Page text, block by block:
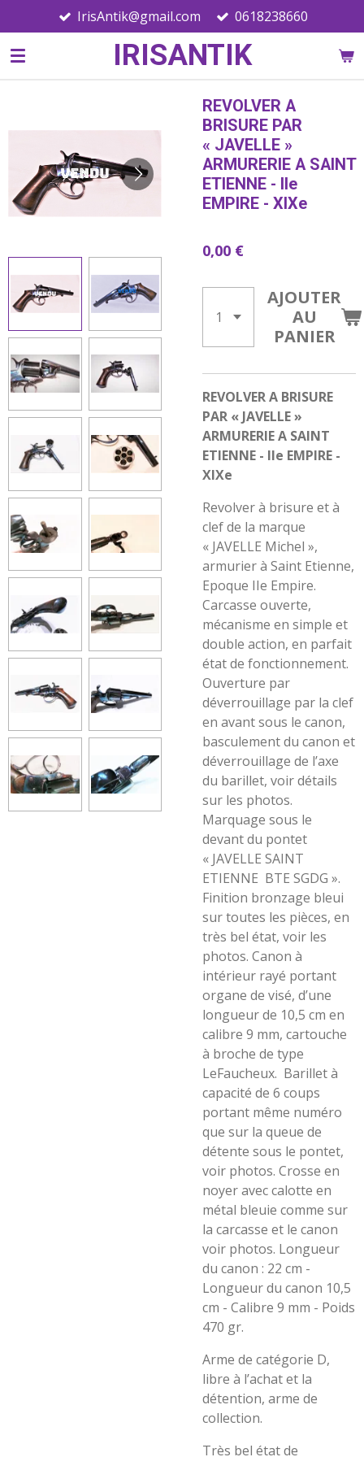
au
contenu
IRISANTIK
IrisAntik@gmail.com 0618238660
REVOLVER A
BRISURE PAR
« JAVELLE »
ARMURERIE A SAINT
ETIENNE - IIe
EMPIRE - XIXe
0,00 €
AJOUTER
AU
PANIER
REVOLVER A BRISURE
PAR « JAVELLE »
ARMURERIE A SAINT
ETIENNE - IIe EMPIRE -
XIXe
Revolver à brisure et à
clef de la marque
« JAVELLE Michel »,
armurier à Saint Etienne,
Epoque IIe Empire.
Carcasse ouverte,
mécanisme en simple et
double action, en parfait
état de fonctionnement.
Ouverture par
déverrouillage par la clef
en avant sous le canon,
basculement du canon et
déverrouillage de l’axe
du barillet, voir détails
sur les photos.
Marquage sous le
devant du pontet
« JAVELLE SAINT
ETIENNE BTE SGDG ».
Finition bronzage bleui
sur toutes les pièces, en
très bel état, voir les
photos. Canon à
intérieur rayé portant
organe de visé, d’une
longueur de 10,5 cm en
calibre 9 mm, cartouche
à broche de type
LeFaucheux. Barillet à
capacité de 6 coups
portant même numéro
que sur la queue de
détente sous le pontet,
voir photos. Crosse en
noyer avec calotte en
métal bleuie comme sur
la carcasse et le canon
voir photos. Longueur
du canon : 22 cm -
Longueur du canon 10,5
cm - Calibre 9 mm - Poids
470 gr.
Arme de catégorie D,
libre à l’achat et la
détention, arme de
collection.
Très bel état de